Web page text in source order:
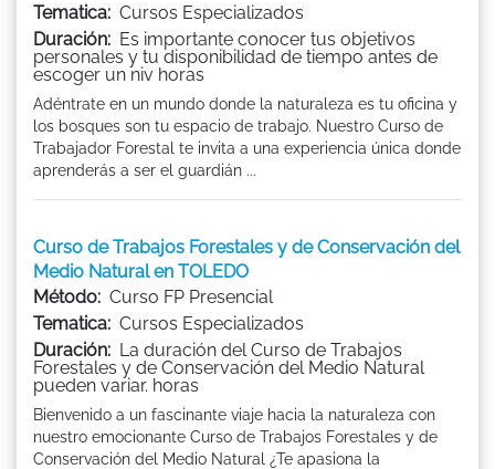
Tematica: Cursos Especializados
Duración: Es importante conocer tus objetivos
personales y tu disponibilidad de tiempo antes de
escoger un niv horas
Adéntrate en un mundo donde la naturaleza es tu oficina y
los bosques son tu espacio de trabajo. Nuestro Curso de
Trabajador Forestal te invita a una experiencia única donde
aprenderás a ser el guardián ...
Curso de Trabajos Forestales y de Conservación del
Medio Natural en TOLEDO
Método: Curso FP Presencial
Tematica: Cursos Especializados
Duración: La duración del Curso de Trabajos
Forestales y de Conservación del Medio Natural
pueden variar. horas
Bienvenido a un fascinante viaje hacia la naturaleza con
nuestro emocionante Curso de Trabajos Forestales y de
Conservación del Medio Natural ¿Te apasiona la